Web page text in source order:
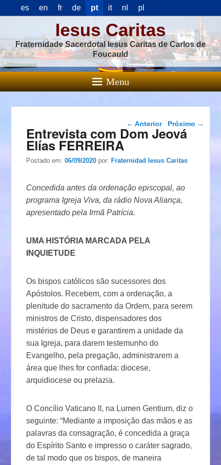
es en fr de pt it nl pl
Iesus Caritas
Fraternidade Sacerdotal Iesus Caritas de Carlos de
Foucauld
Menu
Navegação das
postagens
← Anterior Próximo →
Entrevista com Dom Jeová
Elías FERREIRA
Postado em:06/09/2020 por:Fraternidad Iesus Caritas
Concedida antes da ordenação episcopal, ao
programa Igreja Viva, da rádio Nova Aliança,
apresentado pela Irmã Patrícia.
UMA HISTÓRIA MARCADA PELA
INQUIETUDE
Os bispos católicos são sucessores dos
Apóstolos. Recebem, com a ordenação, a
plenitude do sacramento da Ordem, para serem
ministros de Cristo, dispensadores dos
mistérios de Deus e garantirem a unidade da
sua Igreja, para darem testemunho do
Evangelho, pela pregação, administrarem a
área que lhes for confiada: diocese,
arquidiocese ou prelazia.
O Concílio Vaticano II, na Lumen Gentium, diz o
seguinte: “Mediante a imposição das mãos e as
palavras da consagração, é concedida a graça
do Espírito Santo e impresso o caráter sagrado,
de tal modo que os bispos, de maneira